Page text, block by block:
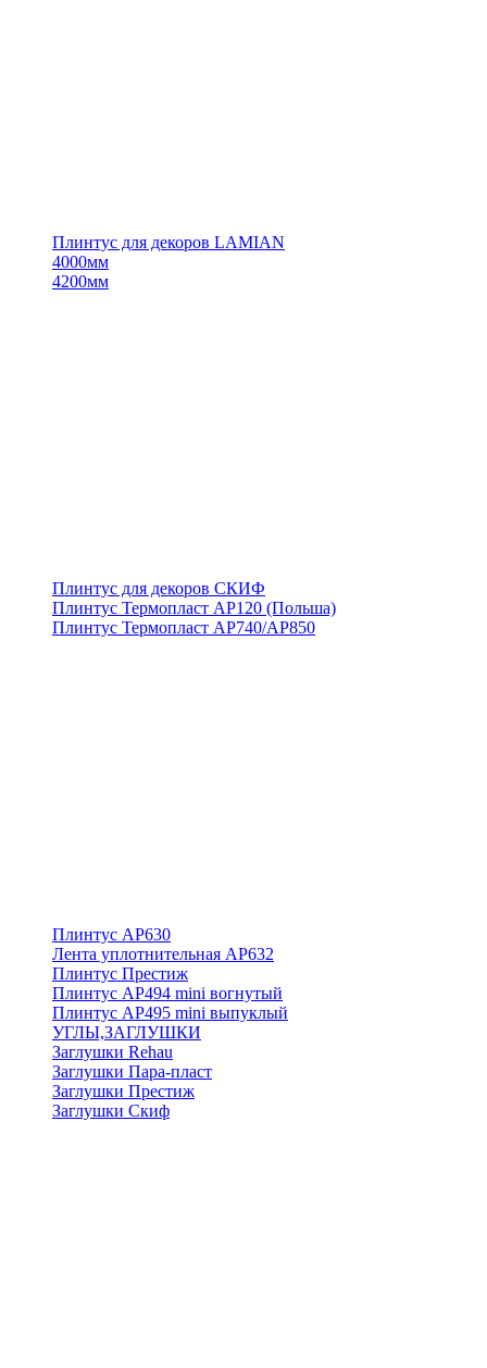
Плинтус для декоров LAMIAN
4000мм
4200мм
Плинтус для декоров СКИФ
Плинтус Термопласт АР120 (Польша)
Плинтус Термопласт АР740/АР850
Плинтус АР630
Лента уплотнительная АР632
Плинтус Престиж
Плинтус АР494 mini вогнутый
Плинтус АР495 mini выпуклый
УГЛЫ,ЗАГЛУШКИ
Заглушки Rehau
Заглушки Пара-пласт
Заглушки Престиж
Заглушки Скиф